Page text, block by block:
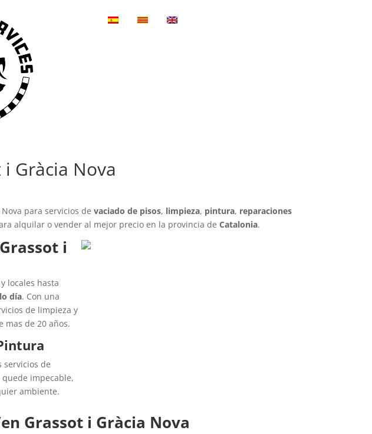
i Gràcia Nova
Nova para servicios devaciado de pisos, limpieza, pintura, reparaciones
alquilar o vender al mejor precio en la provincia deCatalonia.
i
locales hasta
día. Con una
de limpieza y
mas de 20 años.
servicios de
quede impecable,
ambiente.
Grassot i Gràcia Nova